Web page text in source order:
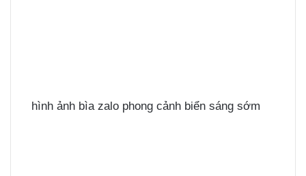
hình ảnh bìa zalo phong cảnh biển sáng sớm